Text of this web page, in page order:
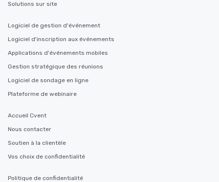
Solutions sur site
Logiciel de gestion d'événement
Logiciel d'inscription aux événements
Applications d'événements mobiles
Gestion stratégique des réunions
Logiciel de sondage en ligne
Plateforme de webinaire
Accueil Cvent
Nous contacter
Soutien à la clientèle
Vos choix de confidentialité
Politique de confidentialité